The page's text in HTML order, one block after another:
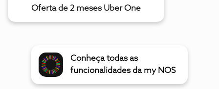
Oferta de 2 meses Uber One
Conheça todas as
funcionalidades da my NOS